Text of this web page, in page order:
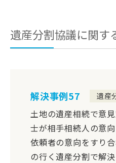
遺産分割協議に関す
解決事例57 遺産
土地の遺産相続で意
士が相手相続人の意
依頼者の意向をすり
の行く遺産分割で解